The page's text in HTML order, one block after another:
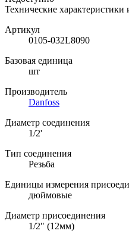
Технические характеристики
Артикул
0105-032L8090
Базовая единица
шт
Производитель
Danfoss
Диаметр соединения
1/2'
Тип соединения
Резьба
Единицы измерения
дюймовые
Диаметр присоединения
1/2" (12мм)